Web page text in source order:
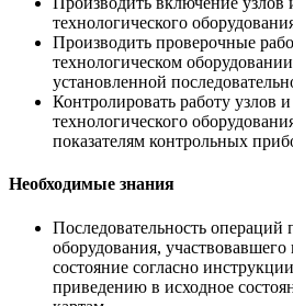
технологического
Производить проверочные
технологическом
установленной
Контролировать работу узлов и
технологического
показателям контрольных
Необходимые знания
Последовательность операций
оборудования, участвовавшего
состояние согласно
приведению в исходное